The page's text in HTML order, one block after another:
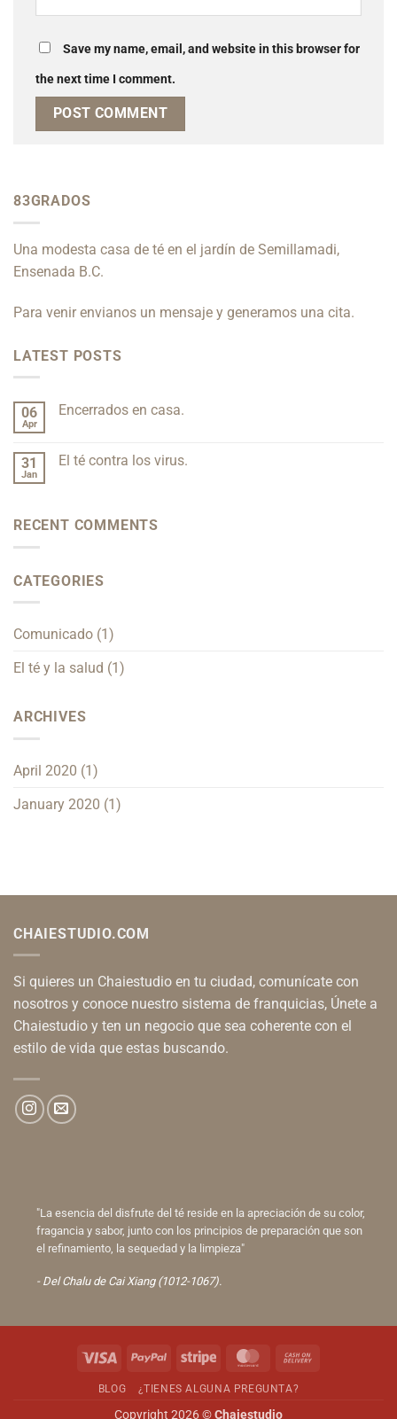
Save my name, email, and website in this browser for
the next time I comment.
83GRADOS
Una modesta casa de té en el jardín de Semillamadi,
Ensenada B.C.
Para venir envianos un mensaje y generamos una cita.
LATEST POSTS
06
Apr
Encerrados en casa.
Encerrados
31
Jan
El té contra los virus.
té
RECENT COMMENTS
CATEGORIES
Comunicado (1)
El té y la salud (1)
ARCHIVES
April 2020 (1)
January 2020 (1)
CHAIESTUDIO.COM
Si quieres un Chaiestudio en tu ciudad, comunícate con
nosotros y conoce nuestro sistema de franquicias, Únete a
Chaiestudio y ten un negocio que sea coherente con el
estilo de vida que estas buscando.
"La esencia del disfrute del té reside en la apreciación de su color,
fragancia y sabor, junto con los principios de preparación que son
el refinamiento, la sequedad y la limpieza"
- Del Chalu de Cai Xiang (1012-1067).
Visa PayPal Stripe MasterCard
BLOG ¿TIENES ALGUNA PREGUNTA?
Copyright 2026 ©Chaiestudio